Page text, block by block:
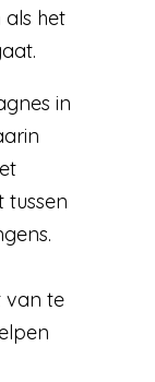
het
in
tussen
van te